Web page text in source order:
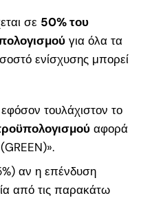
σε 50% του
για όλα τα
ενίσχυσης μπορεί
τουλάχιστον το
αφορά
αν η επένδυση
από τις παρακάτω